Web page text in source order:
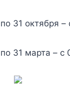
31 октября
31 марта – с